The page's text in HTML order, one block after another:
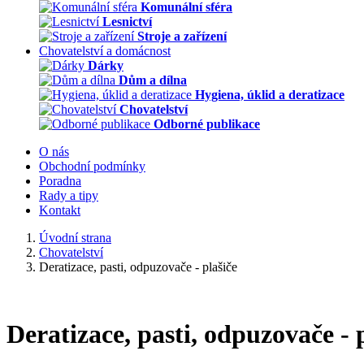
Komunální sféra
Lesnictví
Stroje a zařízení
Chovatelství a domácnost
Dárky
Dům a dílna
Hygiena, úklid a deratizace
Chovatelství
Odborné publikace
O nás
Obchodní podmínky
Poradna
Rady a tipy
Kontakt
Úvodní strana
Chovatelství
Deratizace, pasti, odpuzovače - plašiče
Deratizace, pasti, odpuzovače -